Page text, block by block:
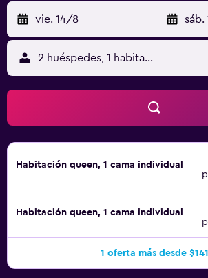
actividades de ocio y esparcimiento
abajo en las instalaciones o cerca del
posible que se aplique un recargo).
vie. 14/8 - sáb.
2 huéspedes, 1 habitación
Habitación queen, 1 cama individual
Habitación queen, 1 cama individual
1 oferta más desde $141